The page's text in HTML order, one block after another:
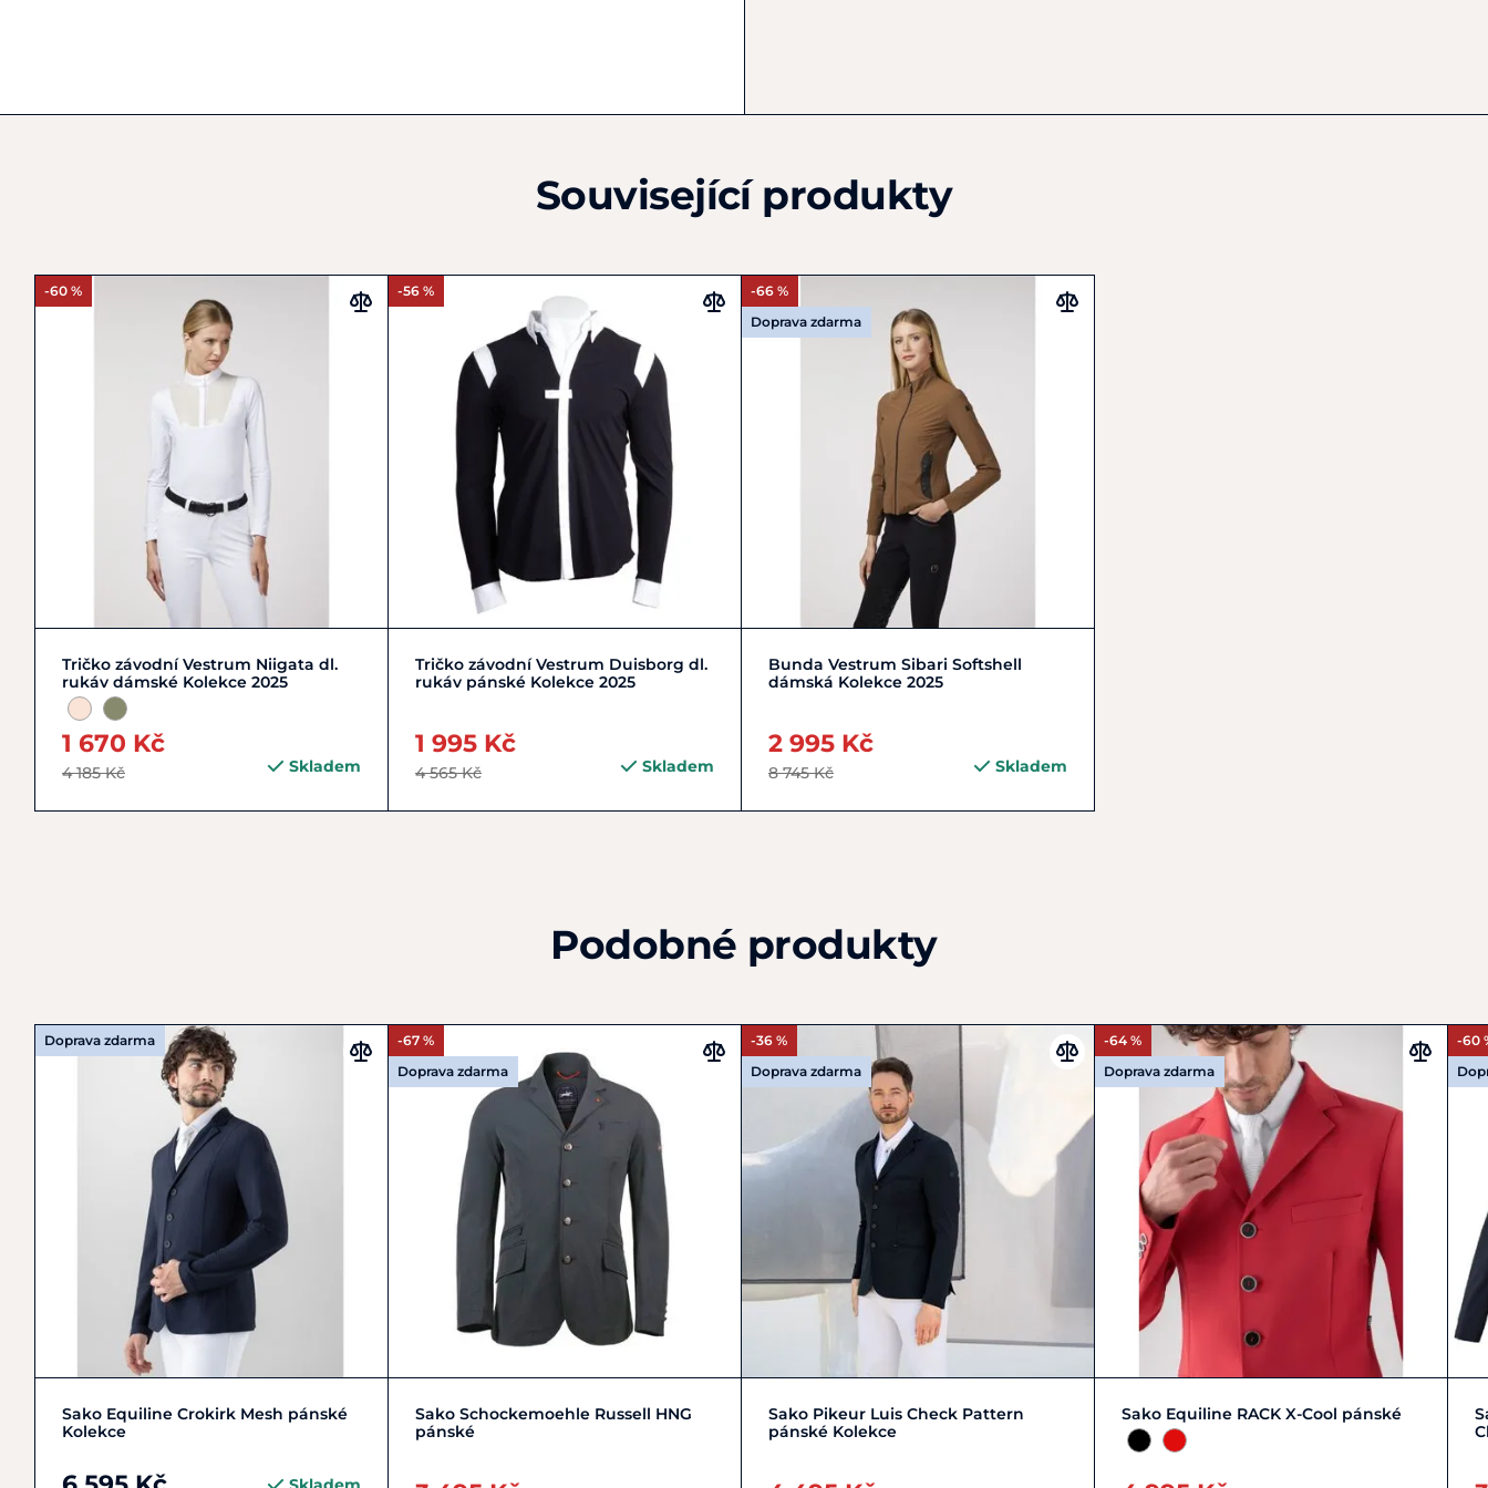
Související produkty
-60 %
M/38 S/36 XS/34
Tričko závodní Vestrum Niigata dl.
rukáv dámské Kolekce 2025
1 670 Kč
4 185 Kč Skladem
-56 %
Zobrazit detail
Tričko závodní Vestrum Duisborg dl.
rukáv pánské Kolekce 2025
1 995 Kč
4 565 Kč Skladem
-66 %
Doprava zdarma
Zobrazit detail
Bunda Vestrum Sibari Softshell
dámská Kolekce 2025
2 995 Kč
8 745 Kč Skladem
Podobné produkty
Doprava zdarma
L/50 XL/52 XXL/54
Sako Equiline Crokirk Mesh pánské
Kolekce
-67 %
Doprava zdarma
Zobrazit detail
Sako Schockemoehle Russell HNG
pánské
-36 %
Doprava zdarma
Zobrazit detail
Sako Pikeur Luis Check Pattern
pánské Kolekce
-64 %
Doprava zdarma
L/50 S/46 XS/44
Sako Equiline RACK X-Cool pánské
-60